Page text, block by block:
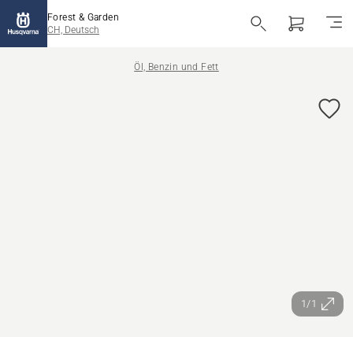
Forest & Garden
CH, Deutsch
Öl, Benzin und Fett
1/1